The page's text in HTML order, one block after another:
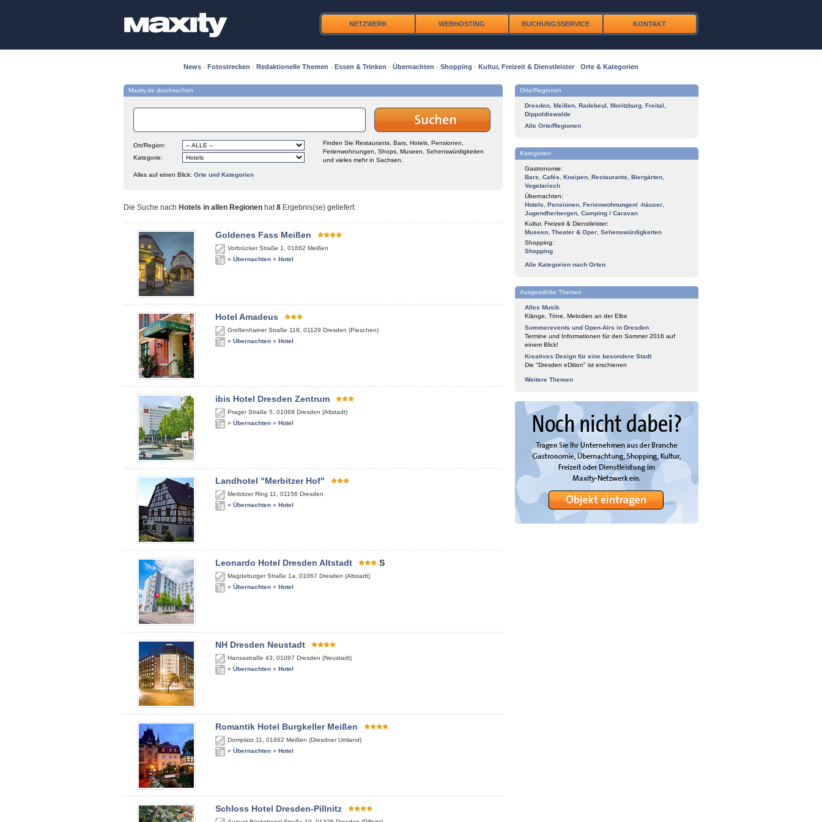
NETZWERK WEBHOSTING BUCHUNGSSERVICE KONTAKT
News · Fotostrecken · Redaktionelle Themen · Essen & Trinken · Übernachten · Shopping · Kultur, Freizeit & Dienstleister · Orte & Kategorien
Maxity.de durchsuchen
Ort/Region:
Kategorie:
Finden Sie Restaurants, Bars, Hotels, Pensionen,
Ferienwohnungen, Shops, Museen, Sehenswürdigkeiten
und vieles mehr in Sachsen.
Alles auf einen Blick: Orte und Kategorien
Die Suche nach Hotels in allen Regionen hat8 Ergebnis(se) geliefert:
Goldenes Fass Meißen
Vorbrücker Straße 1 01662 Meißen
» Übernachten » Hotel
Hotel Amadeus
Großenhainer Straße 118 01129 Dresden (Pieschen)
» Übernachten » Hotel
ibis Hotel Dresden Zentrum
Prager Straße 5 01069 Dresden (Altstadt)
» Übernachten » Hotel
Landhotel "Merbitzer Hof"
Merbitzer Ring 11 01156 Dresden
» Übernachten » Hotel
Leonardo Hotel Dresden Altstadt S
Magdeburger Straße 1a 01067 Dresden (Altstadt)
» Übernachten » Hotel
NH Dresden Neustadt
Hansastraße 43 01097 Dresden (Neustadt)
» Übernachten » Hotel
Romantik Hotel Burgkeller Meißen
Domplatz 11 01662 Meißen (Dresdner Umland)
» Übernachten » Hotel
Schloss Hotel Dresden-Pillnitz
Orte/Regionen
Dresden Meißen Radebeul Moritzburg Freital
Dippoldiswalde
Alle Orte/Regionen
Kategorien
Gastronomie:
Bars
Cafés Kneipen Restaurants Biergärten
Vegetarisch
Übernachten:
Hotels
Pensionen Ferienwohnungen/ -häuser
Jugendherbergen Camping / Caravan
Kultur, Freizeit & Dienstleister:
Museen Theater & Oper Sehenswürdigkeiten
Shopping:
Shopping
Alle Kategorien nach Orten
Ausgewählte Themen
Alles Musik
Klänge, Töne, Melodien an der Elbe
Sommerevents und Open-Airs in Dresden
Termine und Informationen für den Sommer 2016 auf
einem Blick!
Kreatives Design für eine besondere Stadt
Die "Dresden eDition" ist erschienen
Weitere Themen